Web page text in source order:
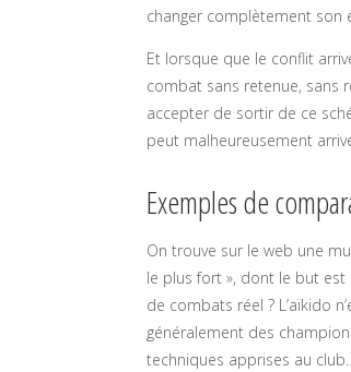
changer complètement son
Et lorsque que le conflit
combat sans retenue, sans
accepter de sortir de ce
peut malheureusement
Exemples de
On trouve sur le web une
le plus fort », dont le but est
de combats réel ? L’aïkido
généralement des
techniques apprises au